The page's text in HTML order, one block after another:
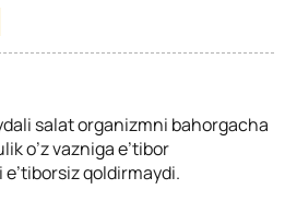
salat organizmni bahorgacha
o’z vazniga e’tibor
qoldirmaydi.